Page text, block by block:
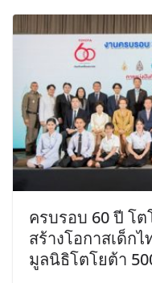
ครบรอบ 60 ปี โ
สร้างโอกาสเด็ก
มูลนิธิโตโยต้า